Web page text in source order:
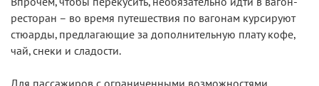
ресторан – во время путешествия по вагонам курсируют
стюарды, предлагающие за дополнительную плату кофе,
чай, снеки и сладости.